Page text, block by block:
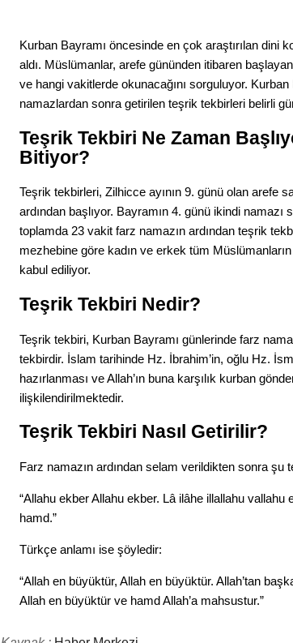
Kurban Bayramı öncesinde en çok araştırılan dini
aldı. Müslümanlar, arefe gününden itibaren başlayan
ve hangi vakitlerde okunacağını sorguluyor.
namazlardan sonra getirilen teşrik tekbirleri belirli
Teşrik Tekbiri Ne Zaman
Bitiyor?
Teşrik tekbirleri, Zilhicce ayının 9. günü olan arefe
ardından başlıyor. Bayramın 4. günü ikindi namazı
toplamda 23 vakit farz namazın ardından teşrik
mezhebine göre kadın ve erkek tüm
kabul ediliyor.
Teşrik Tekbiri Nedir?
Teşrik tekbiri, Kurban Bayramı günlerinde farz
tekbirdir. İslam tarihinde Hz. İbrahim’in, oğlu Hz.
hazırlanması ve Allah’ın buna karşılık kurban
ilişkilendirilmektedir.
Teşrik Tekbiri Nasıl Getirilir?
Farz namazın ardından selam verildikten sonra şu
“Allahu ekber Allahu ekber. Lâ ilâhe illallahu vallahu
hamd.”
Türkçe anlamı ise şöyledir:
“Allah en büyüktür, Allah en büyüktür. Allah’tan
Allah en büyüktür ve hamd Allah’a mahsustur.”